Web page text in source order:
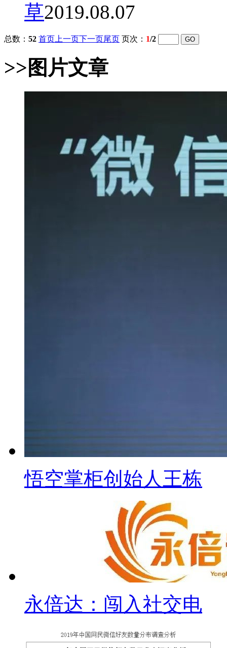
草2019.08.07
总数： 52 首页 上一页下一页尾页 页次： 1/2
>>图片文章
悟空掌柜创始人王栋
永倍达：闯入社交电